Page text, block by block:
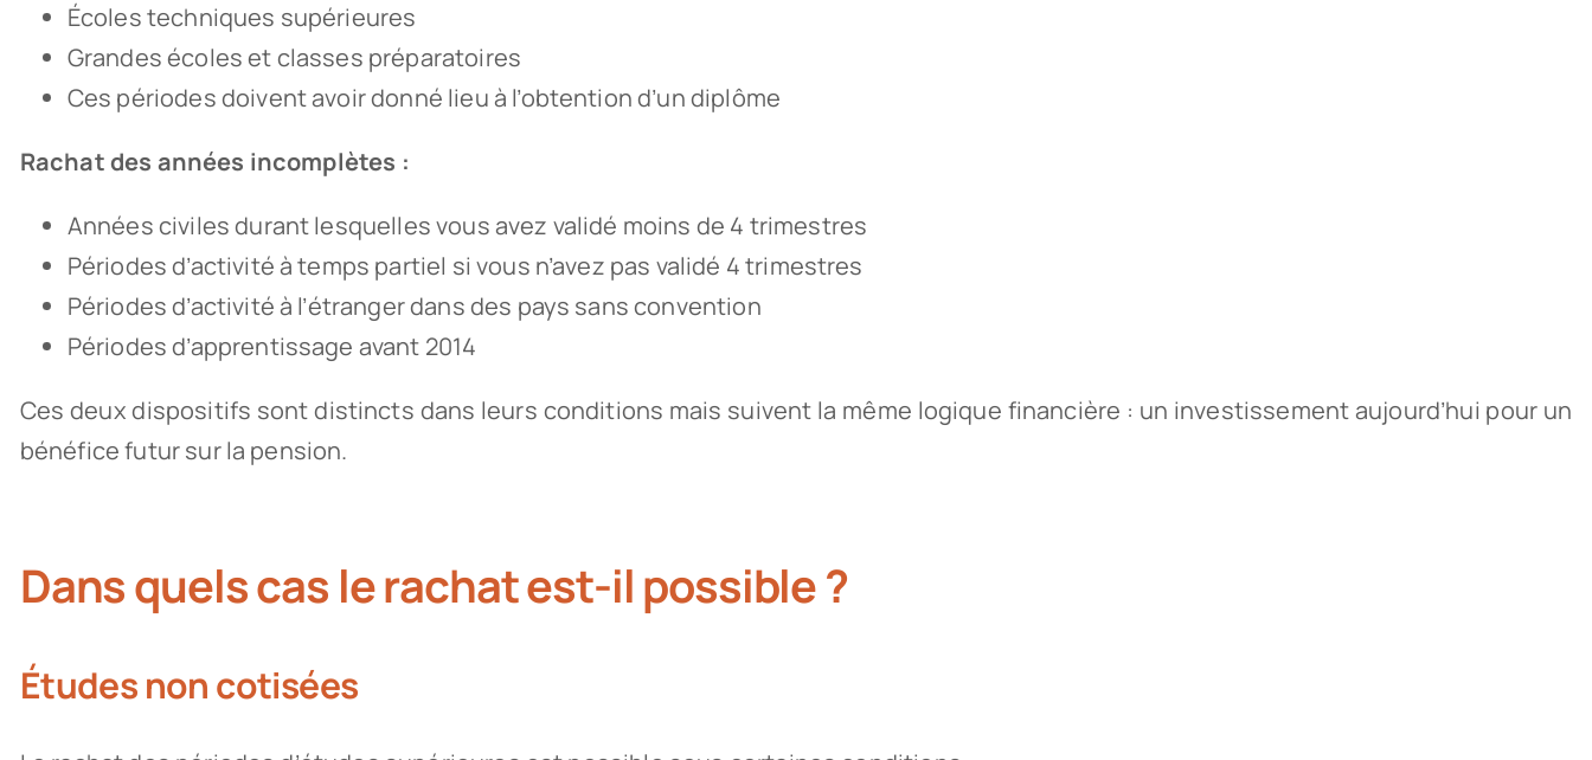
Écoles techniques supérieures
Grandes écoles et classes préparatoires
Ces périodes doivent avoir donné lieu à l’obtention d’un diplôme
Rachat des années incomplètes :
Années civiles durant lesquelles vous avez validé moins de 4 trimestres
Périodes d’activité à temps partiel si vous n’avez pas validé 4 trimestres
Périodes d’activité à l’étranger dans des pays sans convention
Périodes d’apprentissage avant 2014
Ces deux dispositifs sont distincts dans leurs conditions mais suivent la même logique financière : un investissement aujourd’hui pour un
bénéfice futur sur la pension.
Dans quels cas le rachat est-il possible ?
Études non cotisées